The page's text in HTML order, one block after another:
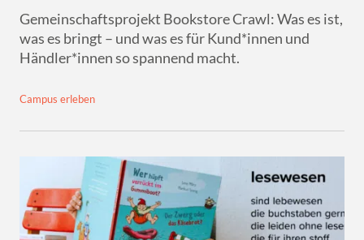
Gemeinschaftsprojekt Bookstore Crawl: Was es ist,
was es bringt – und was es für Kund*innen und
Händler*innen so spannend macht.
Campus erleben